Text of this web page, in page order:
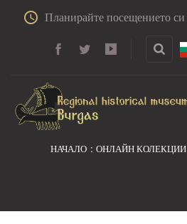
Планирайте посещението си
НАЧАЛО ОНЛАЙН КОЛЕКЦИИ